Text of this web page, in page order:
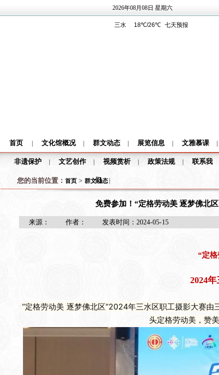
2026年08月08日 星期六
首页 文化馆概况 群文动态 展览信息 文雅慕课
非遗保护 文艺创作 视频赏析 政策法规 联系我
们
您的当前位置： 首页 > 群文动态
免费参加！“定格劳动美 逐梦佛北
来源： 作者： 发表时间： 2024-05-15
“定
2024
“定格劳动美 逐梦佛北区”2024年三水区职工摄影大赛
头定格劳动美，赞